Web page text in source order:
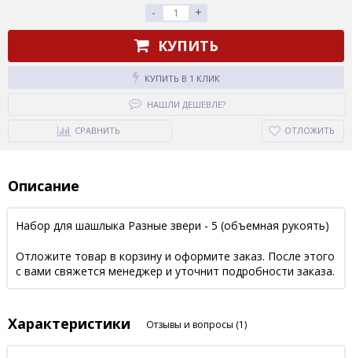
-
+
КУПИТЬ
КУПИТЬ В 1 КЛИК
НАШЛИ ДЕШЕВЛЕ?
СРАВНИТЬ ОТЛОЖИТЬ
Описание
Набор для шашлыка Разные звери - 5 (объемная рукоять)
Отложите товар в корзину и оформите заказ. После этого
с вами свяжется менеджер и уточнит подробности заказа.
Характеристики Отзывы и вопросы (1)